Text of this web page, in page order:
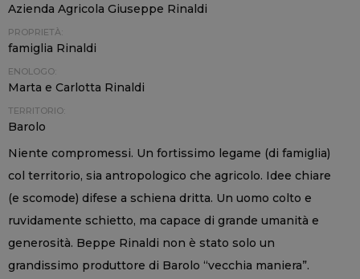
Azienda Agricola Giuseppe Rinaldi
PROPRIETÀ:
famiglia Rinaldi
ENOLOGO:
Marta e Carlotta Rinaldi
TERRITORIO:
Barolo
Niente compromessi. Un fortissimo legame (di famiglia)
col territorio, sia antropologico che agricolo. Idee chiare
(e scomode) difese a schiena dritta. Un uomo colto e
ruvidamente schietto, ma capace di grande umanità e
generosità. Beppe Rinaldi non è stato solo un
grandissimo produttore di Barolo “vecchia maniera”.